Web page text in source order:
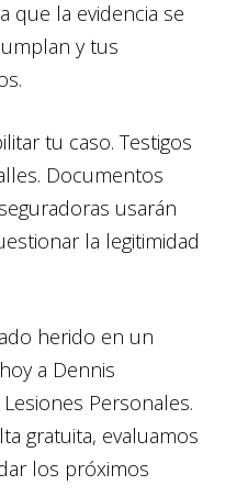
que la evidencia se
y tus
tu caso. Testigos
Documentos
usarán
la legitimidad
herido en un
a Dennis
Personales.
gratuita, evaluamos
los próximos